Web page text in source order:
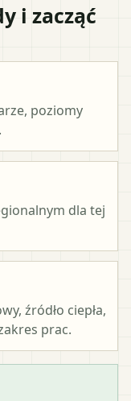
i zacząć
poziomy
dla tej
źródło ciepła,
prac.